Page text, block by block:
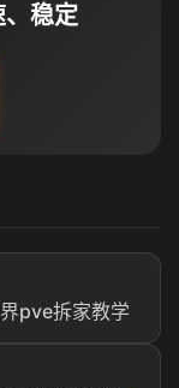
稳定
pve拆家教学